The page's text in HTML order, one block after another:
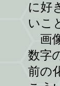
に好
いこ
画
数字
前の